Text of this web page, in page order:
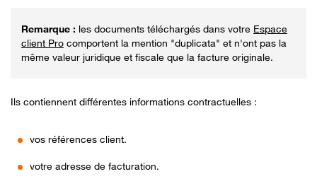
les documents téléchargés dans votre Espace
client Pro comportent la mention "duplicata" et n'ont pas la
même valeur juridique et fiscale que la facture originale.
Ils contiennent différentes informations contractuelles :
vos références client.
votre adresse de facturation.